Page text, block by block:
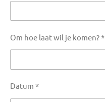
Om hoe laat wil je komen? *
Datum *